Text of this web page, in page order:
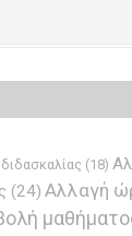
(18)
(24) Αλλαγή